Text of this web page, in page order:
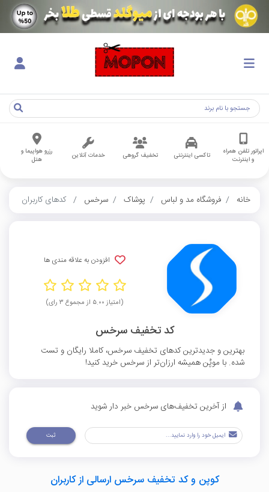
اپراتور تلفن همراه
و اینترنت
تاکسی اینترنتی تخفیف گروهی خدمات آنلاین
رزرو هواپیما و
هتل
خانه فروشگاه مد و لباس پوشاک سرخس کدهای کاربران
افزودن به علاقه مندی ها
(امتیاز ۵.۰۰ از مجموع ۳ رای)
کد تخفیف سرخس
بهترین و جدیدترین کدهای تخفیف سرخس، کاملا رایگان و تست
شده. با موپُن همیشه ارزان‌تر از سرخس خرید کنید!
از آخرین تخفیف‌های سرخس خبر دار شوید
ثبت
کوپن و کد تخفیف سرخس ارسالی از کاربران